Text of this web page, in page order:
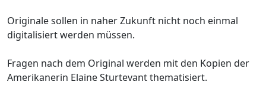
Originale sollen in naher Zukunft nicht noch einmal
digitalisiert werden müssen.
Fragen nach dem Original werden mit den Kopien der
Amerikanerin Elaine Sturtevant thematisiert.